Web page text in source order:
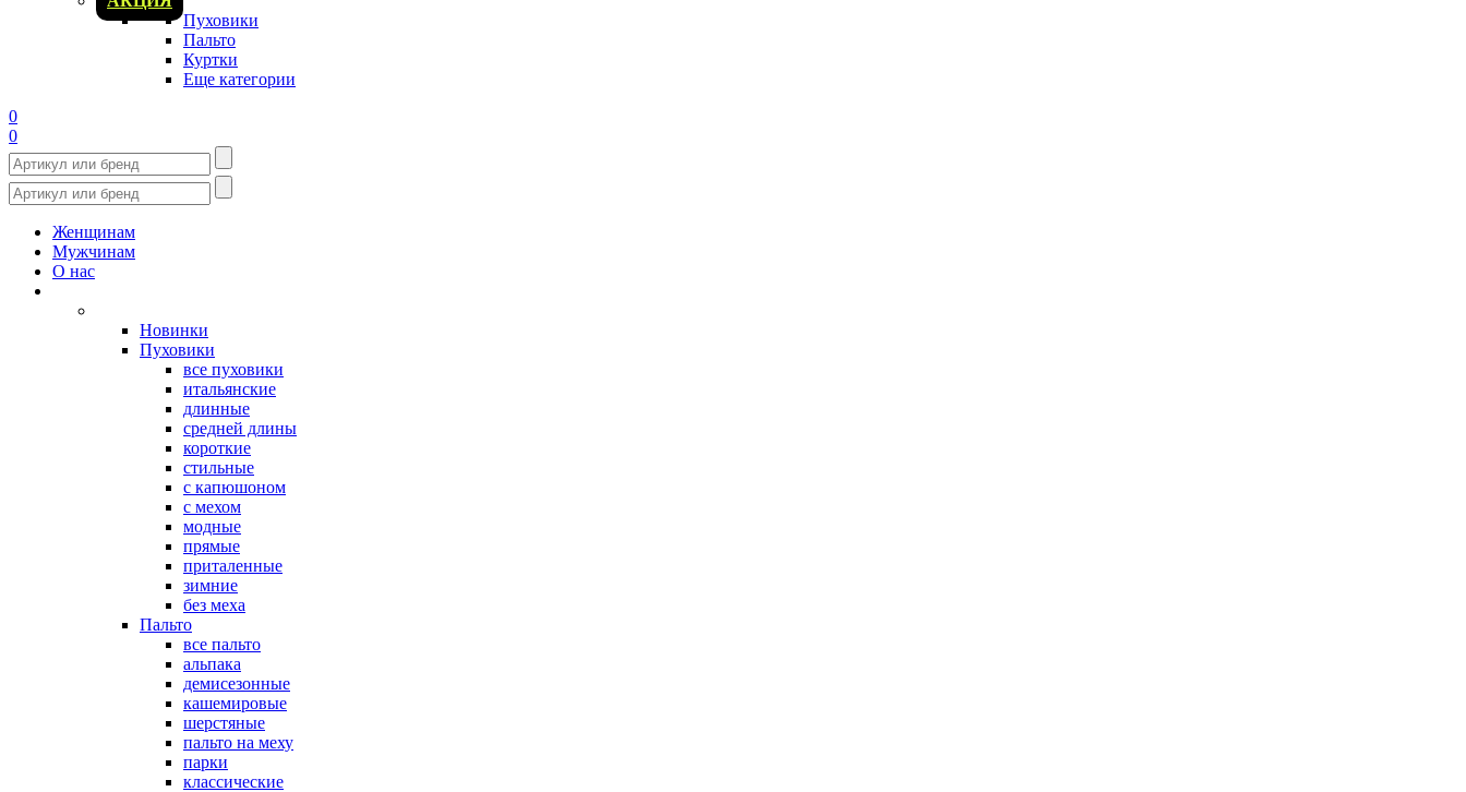
Пуховики
Пальто
Куртки
Еще категории
0
0
Женщинам
Мужчинам
О нас
Новинки
Пуховики
все пуховики
итальянские
длинные
средней длины
короткие
стильные
с капюшоном
с мехом
модные
прямые
приталенные
зимние
без меха
Пальто
все пальто
альпака
демисезонные
кашемировые
шерстяные
пальто на меху
парки
классические